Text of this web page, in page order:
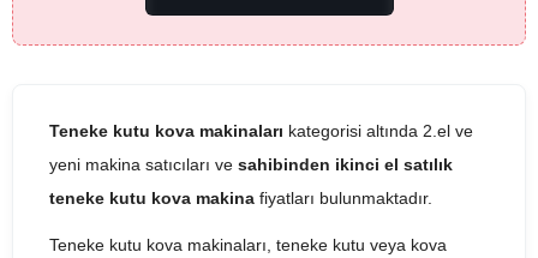
Teneke kutu kova makinaları kategorisi altında 2.el ve
yeni makina satıcıları ve sahibinden ikinci el satılık
teneke kutu kova makina fiyatları bulunmaktadır.
Teneke kutu kova makinaları, teneke kutu veya kova